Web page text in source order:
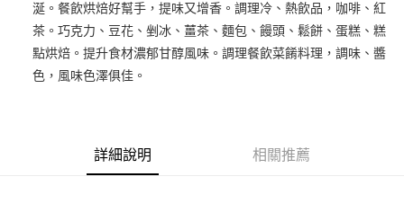
街口支付
悠遊付
全盈+PAY
【關於「AFTEE先享後付」】
AFTEE先享後付是「在收到商品之後才付款」的支付方式。 讓您購物簡單
涎。餐飲烘焙好幫手，提味又增香。調理冷、熱飲品，咖啡、紅
茶。巧克力、豆花、剉冰、薑茶、麵包、饅頭、鬆餅、蛋糕、糕
點烘焙。提升食材濃郁甘醇風味。調理餐飲菜餚料理，調味、醬
色，風味色澤俱佳。
詳細說明 相關推薦